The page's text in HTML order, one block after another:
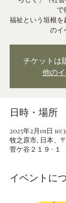
で
福祉という垣根
のイ
チケットは
他の
日時・場所
2025年2月01日
牧之原市, 日本、
菅ケ谷２１９−１
イベントに